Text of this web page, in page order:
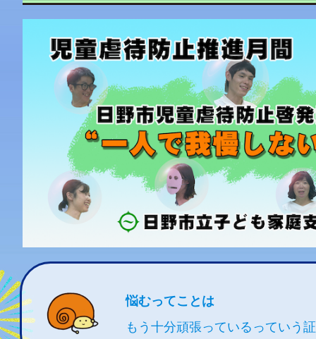
悩むってことは
もう十分頑張っているっていう